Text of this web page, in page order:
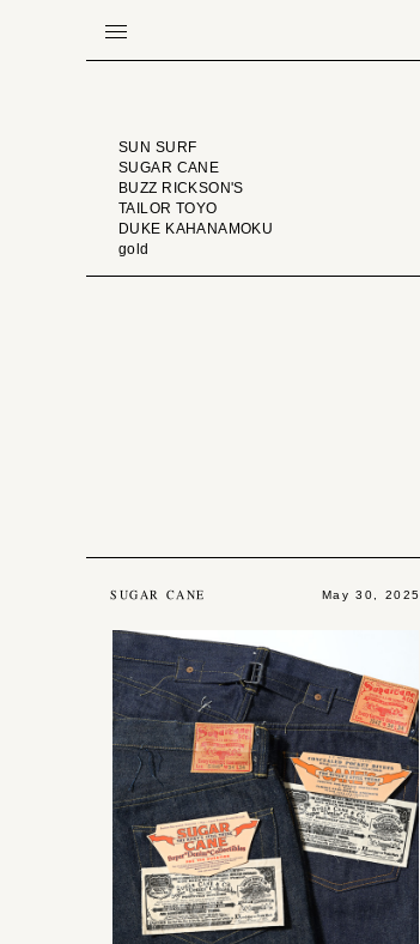
BRAND
SUN SURF
SUGAR CANE
BUZZ RICKSON'S
TAILOR TOYO
DUKE KAHANAMOKU
gold
SUGAR CANE May 30, 2025